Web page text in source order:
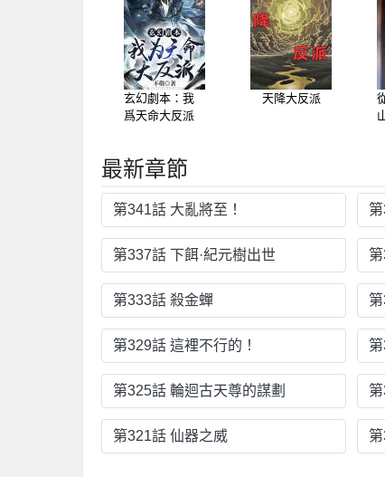
玄幻劇本：我
爲天命大反派
天降大反派
最新章節
第341話 大亂將至！
第337話 下餌·紀元樹出世
第333話 殺金蟬
第329話 這裡不行的！
第325話 輪迴古天尊的謀劃
第321話 仙器之威